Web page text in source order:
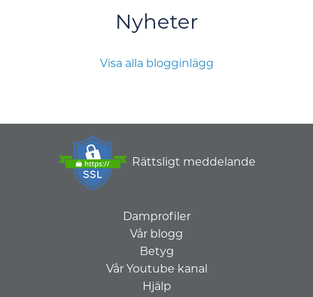
Nyheter
Visa alla blogginlägg
Rättsligt meddelande
Damprofiler
Vår blogg
Betyg
Vår Youtube kanal
Hjälp